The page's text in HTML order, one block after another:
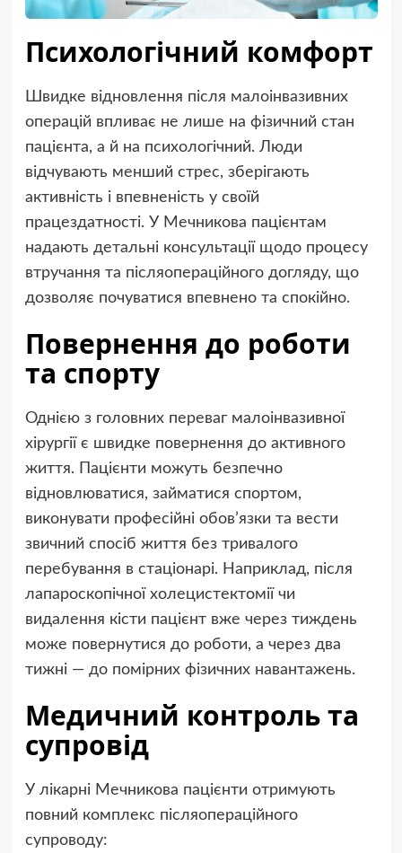
Психологічний комфорт
Швидке відновлення після малоінвазивних
операцій впливає не лише на фізичний стан
пацієнта, а й на психологічний. Люди
відчувають менший стрес, зберігають
активність і впевненість у своїй
працездатності. У Мечникова пацієнтам
надають детальні консультації щодо процесу
втручання та післяопераційного догляду, що
дозволяє почуватися впевнено та спокійно.
Повернення до роботи
та спорту
Однією з головних переваг малоінвазивної
хірургії є швидке повернення до активного
життя. Пацієнти можуть безпечно
відновлюватися, займатися спортом,
виконувати професійні обов’язки та вести
звичний спосіб життя без тривалого
перебування в стаціонарі. Наприклад, після
лапароскопічної холецистектомії чи
видалення кісти пацієнт вже через тиждень
може повернутися до роботи, а через два
тижні — до помірних фізичних навантажень.
Медичний контроль та
супровід
У лікарні Мечникова пацієнти отримують
повний комплекс післяопераційного
супроводу: